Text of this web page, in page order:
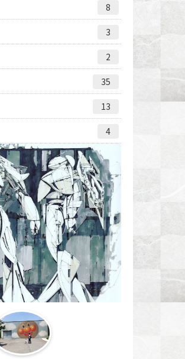
8
3
2
35
13
4